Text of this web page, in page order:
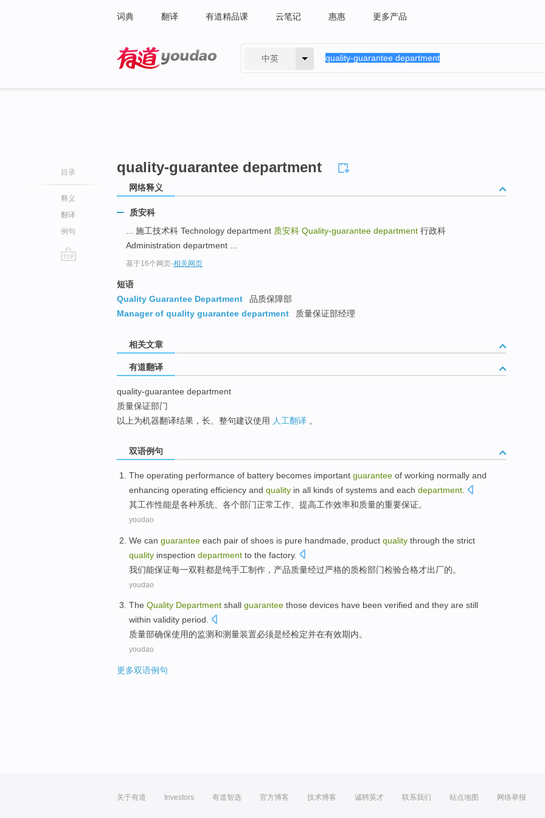
词典 翻译 有道精品课 云笔记 惠惠 更多产品
中英
目录
释义
翻译
例句
quality-guarantee department
网络释义
质安科
... 施工技术科 Technology department 质安科 Quality-guarantee department 行政科
Administration department ...
基于16个网页-相关网页
短语
Quality Guarantee Department
品质保障部
Manager of quality guarantee department
质量保证部经理
相关文章
有道翻译
quality-guarantee department
质量保证部门
以上为机器翻译结果，长、整句建议使用 人工翻译 。
双语例句
The operating performance of battery becomes important guarantee of working normally and
enhancing operating efficiency and quality in all kinds of systems and each department
其工作性能是各种系统 各个部门正常工作 提高工作效率和质量的重要保证。
youdao
We can guarantee each pair of shoes is pure handmade product quality through the strict
quality inspection department to the factory.
我们能保证每一双鞋都是纯手工制作 ， 产品质量经过严格的质检部门检验合格才出厂的。
youdao
The Quality Department shall guarantee those devices have been verified and they are still
within validity period.
质量部确保使用的监测和测量装置必须是经检定并在有效期内。
youdao
更多双语例句
关于有道 Investors 有道智选 官方博客 技术博客 诚聘英才 联系我们 站点地图 网络举报